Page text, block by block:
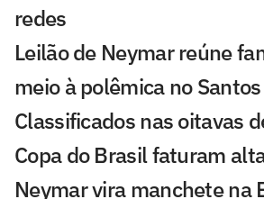
redes
Leilão de Neymar reúne
meio à polêmica no Santos
Classificados nas oitavas
Copa do Brasil faturam
Neymar vira manchete na